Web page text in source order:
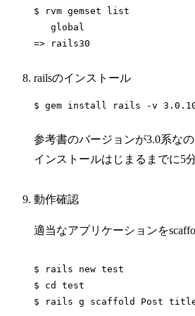
$ rvm gemset list
   global
railsのインストール
$ gem install rails -v
参考書のバージョンが3.0系な
インストールはじまるまでに5
動作確認
適当なアプリケーションを
$ rails new test
$ cd test